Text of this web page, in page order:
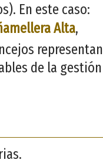
En este caso:
Alta,
representan
de la gestión